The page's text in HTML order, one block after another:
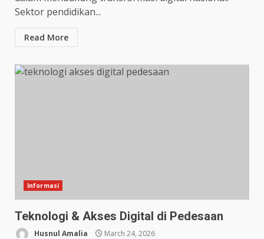
Sektor pendidikan...
Read More
Informasi
Teknologi & Akses Digital di Pedesaan
Husnul Amalia March 24, 2026